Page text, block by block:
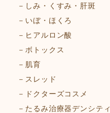
しみ・くすみ・肝斑
いぼ・ほくろ
ヒアルロン酸
ボトックス
肌育
スレッド
ドクターズコスメ
たるみ治療器デンシティ